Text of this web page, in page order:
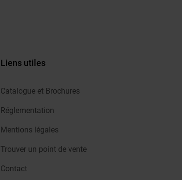
Liens utiles
Catalogue et Brochures
Réglementation
Mentions légales
Trouver un point de vente
Contact